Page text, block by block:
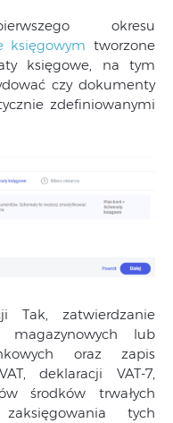
okresu
księgowym tworzone
księgowe, na tym
czy dokumenty
zdefiniowanymi
Tak, zatwierdzanie
lub
oraz zapis
deklaracji VAT-7,
środków trwałych
tych